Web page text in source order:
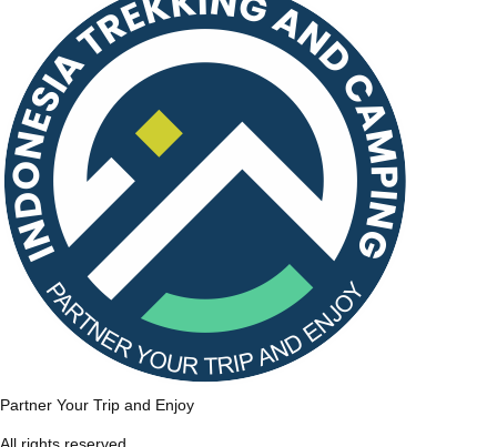
Partner Your Trip and Enjoy